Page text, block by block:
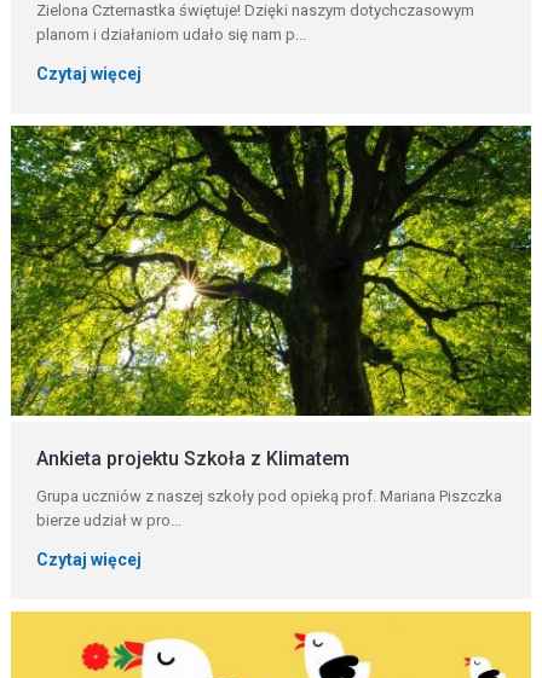
Zielona Czternastka świętuje! Dzięki naszym dotychczasowym
planom i działaniom udało się nam p...
Czytaj więcej
Ankieta projektu Szkoła z Klimatem
Grupa uczniów z naszej szkoły pod opieką prof. Mariana Piszczka
bierze udział w pro...
Czytaj więcej